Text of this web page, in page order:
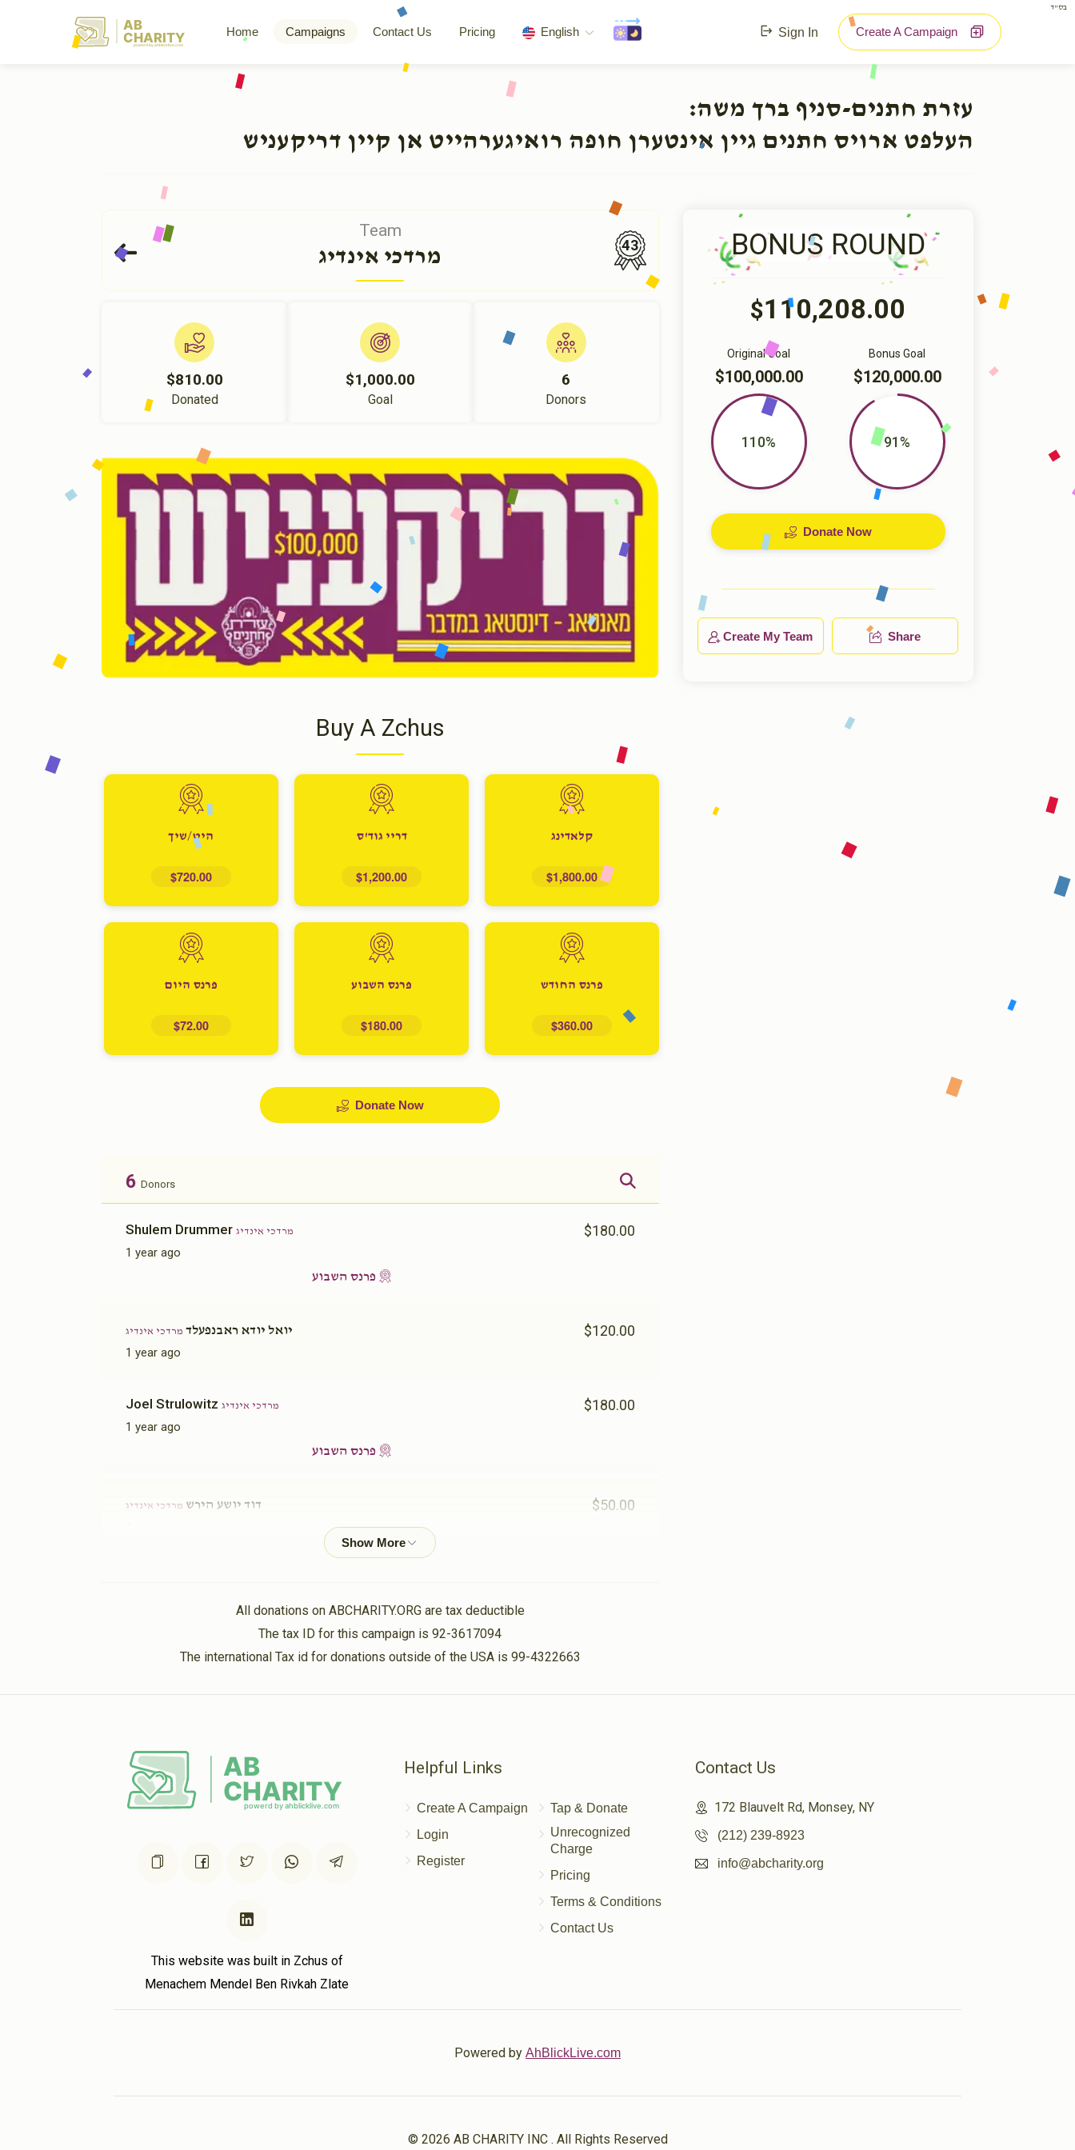
בס"ד
AB
CHARITY
powerd by ahblicklive.com
Home Campaigns Contact Us Pricing English Sign In Create A Campaign
עזרת חתנים-סניף ברך משה:
העלפט ארויס חתנים גיין אינטערן חופה רואיגערהייט אן קיין דריקעניש
Team
מרדכי אינדיג 43
$810.00
Donated
$1,000.00
Goal
6
Donors
Buy A Zchus
קלאדינג
$1,800.00
דריי גוד'ס
$1,200.00
היט/שיך
$720.00
פרנס החודש
$360.00
פרנס השבוע
$180.00
פרנס היום
$72.00
Donate Now
6 Donors
Shulem Drummer מרדכי אינדיג
1 year ago
$180.00
פרנס השבוע
יואל יודא ראבנפעלד מרדכי אינדיג
1 year ago
$120.00
Joel Strulowitz מרדכי אינדיג
1 year ago
$180.00
פרנס השבוע
דוד יושע הירש מרדכי אינדיג $50.00
יעקב זלמן האלענדערמרדכי אינדיג
All donations on ABCHARITY.ORG are tax deductible
The tax ID for this campaign is 92-3617094
The international Tax id for donations outside of the USA is 99-4322663
BONUS ROUND
$110,208.00
Bonus Goal
$120,000.00
91%
Original Goal
$100,000.00
110%
Donate Now
Create My Team Share
This website was built in Zchus of
Menachem Mendel Ben Rivkah Zlate
Helpful Links
Create A Campaign
Login
Register
Tap & Donate
Unrecognized
Charge
Pricing
Terms & Conditions
Contact Us
Contact Us
172 Blauvelt Rd, Monsey, NY
(212) 239-8923
info@abcharity.org
Powered by AhBlickLive.com
© 2026 AB CHARITY INC . All Rights Reserved